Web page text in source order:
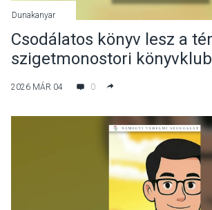
Dunakanyar
Csodálatos könyv lesz a
szigetmonostori
2026 MÁR 04 0